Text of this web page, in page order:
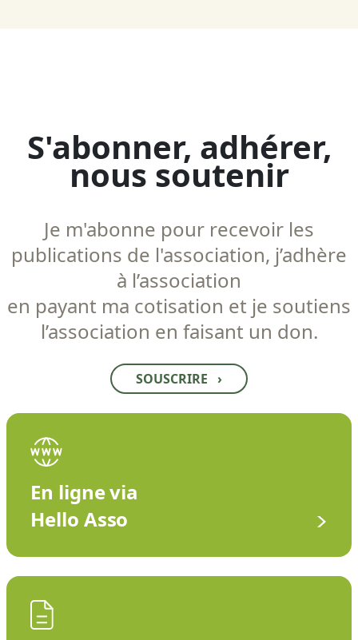
S'abonner, adhérer,
nous soutenir
Je m'abonne pour recevoir les
publications de l'association, j’adhère
à l’association
en payant ma cotisation et je soutiens
l’association en faisant un don.
SOUSCRIRE ›
En ligne via
Hello Asso